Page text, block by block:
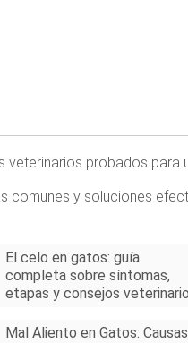
probados para
comunes y soluciones
El celo en gatos: guía
completa sobre síntomas,
etapas y consejos
Mal Aliento en Gatos: